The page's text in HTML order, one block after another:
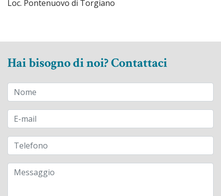
Loc. Pontenuovo di Torgiano
Hai bisogno di noi? Contattaci